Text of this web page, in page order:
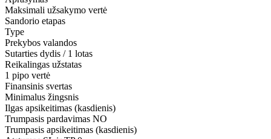
Maksimali užsakymo vertė
Sandorio etapas
Type
Prekybos valandos
Sutarties dydis / 1 lotas
Reikalingas užstatas
1 pipo vertė
Finansinis svertas
Minimalus žingsnis
Ilgas apsikeitimas (kasdienis)
Trumpasis pardavimas NO
Trumpasis apsikeitimas (kasdienis)